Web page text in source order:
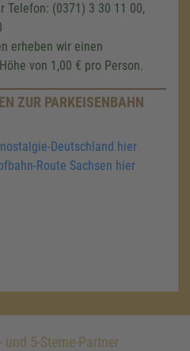
Telefon: (0371) 3 30 11 00,
erheben wir einen
von 1,00 € pro Person.
ZUR PARKEISENBAHN
Deutschland hier
Route Sachsen hier
und 5-Sterne-Partner